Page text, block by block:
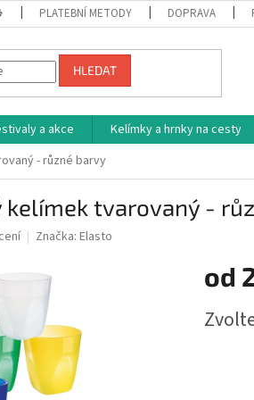
PLATEBNÍ METODY DOPRAVA
HLEDAT
a akce Kelímky a hrnky na cesty
- různé barvy
tvarovaný -
Značka: Elasto
od
cena: